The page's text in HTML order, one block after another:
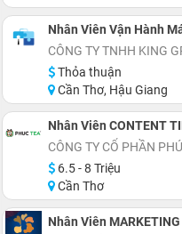
Nhân Viên Vận Hành
CÔNG TY TNHH KING
Thỏa thuận
Cần Thơ, Hậu Giang
Nhân Viên CONTENT
CÔNG TY CỔ PHẦN
6.5 - 8 Triệu
Cần Thơ
Nhân Viên